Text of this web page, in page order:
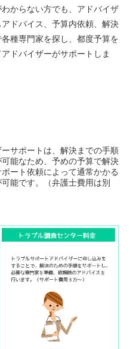
からない方でも、アドバイザ
ドバイス、予算内依頼、解決
種専門家を探し、都度予算を
ドバイザーがサポートしま
サポートは、解決までの手順
能なため、予めの予算で解決
ート依頼によって通常かかる
能です。（弁護士費用は別